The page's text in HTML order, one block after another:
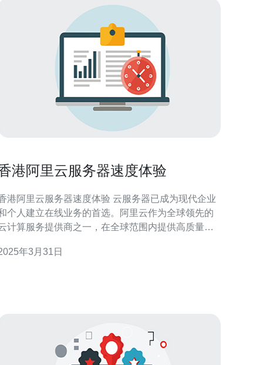
港阿里云服务器速度体验
港阿里云服务器速度体验 云服务器已成为现代企业
个人建立在线业务的首选。阿里云作为全球领先的
计算服务提供商之一，在全球范围内提供高质量的
体验。 阿里云在香港设有多个数据中心，这些数
年3月31日